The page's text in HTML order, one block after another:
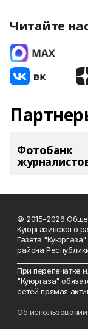
Читайте
Фотобанк
© 2015-2026
Куюргазинского
Газета
района
При перепечатке
"Куюргаза"
сетей прямая
Об